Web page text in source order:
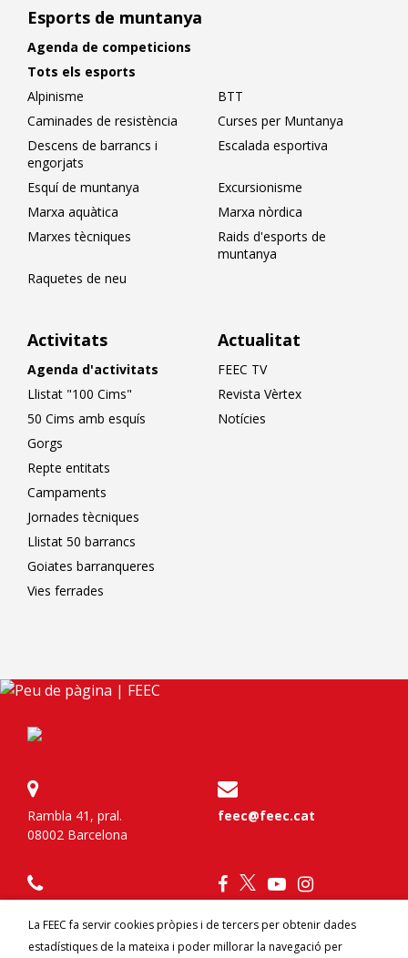
Activitats
Agenda d'activitats
Llistat "100 Cims"
50 Cims amb esquís
Gorgs
Repte entitats
Campaments
Jornades tècniques
Llistat 50 barrancs
Goiates barranqueres
Vies ferrades
Esports de muntanya
Agenda de competicions
Tots els esports
Alpinisme
BTT
Caminades de resistència
Curses per Muntanya
Descens de barrancs i
engorjats
Escalada esportiva
Esquí de muntanya
Excursionisme
Marxa aquàtica
Marxa nòrdica
Marxes tècniques
Raids d'esports de
muntanya
Raquetes de neu
Actualitat
FEEC TV
Revista Vèrtex
Notícies
Rambla 41, pral.
08002 Barcelona
feec@feec.cat
La FEEC fa servir cookies pròpies i de tercers per obtenir dades
estadístiques de la mateixa i poder millorar la navegació per